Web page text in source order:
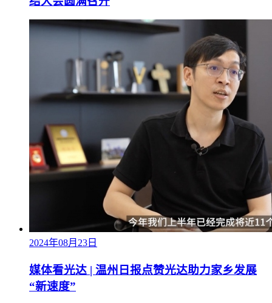
2024年08月23日
媒体看光达 | 温州日报点赞光达助力家乡发展
“新速度”